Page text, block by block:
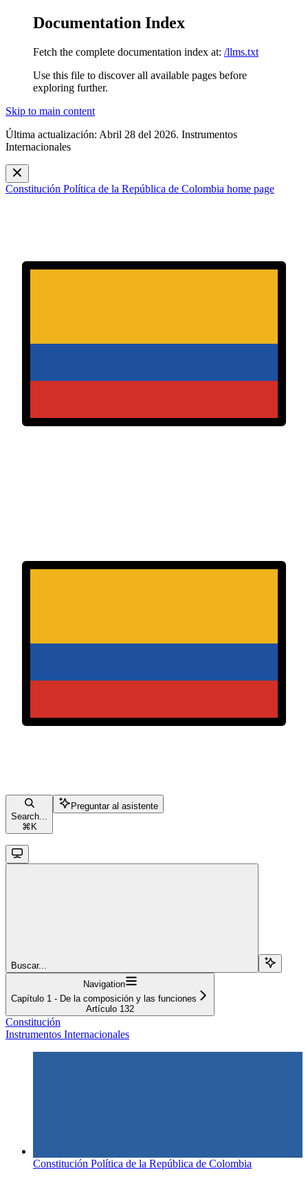
Documentation Index
Fetch the complete documentation index at: /llms.txt
Use this file to discover all available pages before
exploring further.
Skip to main content
Última actualización: Abril 28 del 2026. Instrumentos
Internacionales
Constitución Política de la República de Colombia home page
Search...
⌘ K
Preguntar al asistente
Buscar...
Navigation
Capítulo 1 - De la composición y las funciones
Artículo 132
Constitución
Instrumentos Internacionales
Constitución Política de la República de Colombia